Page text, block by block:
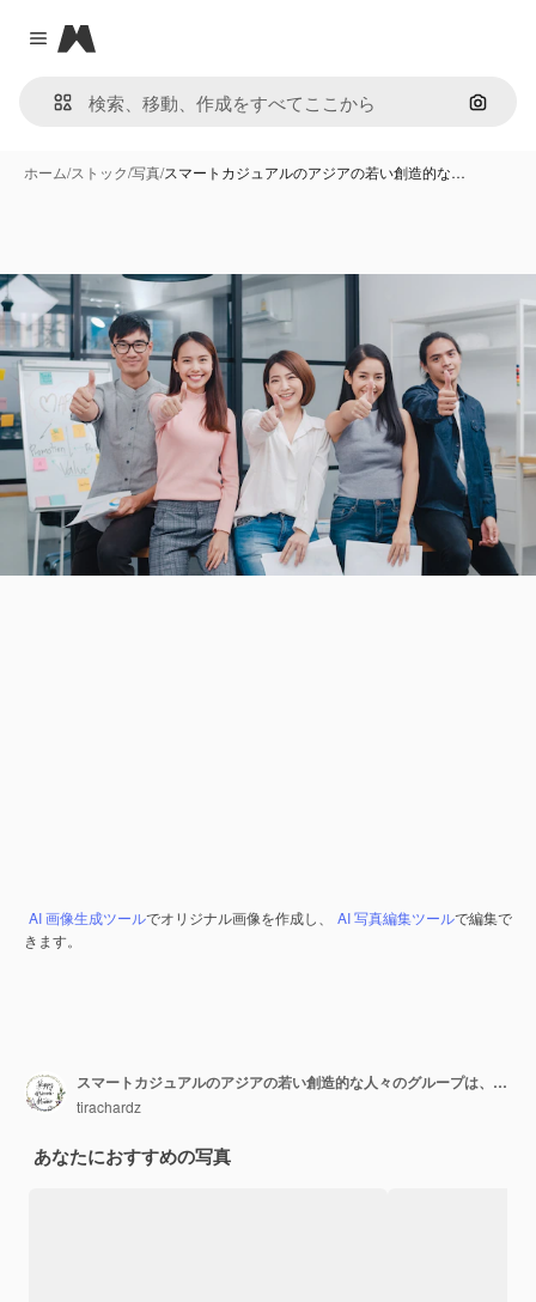
Close menu
Magnific
画像で
ホーム/ストック/写真/スマートカジュアルのアジアの若い創造的な…
AI 画像生成ツールでオリジナル画像を作成し、 AI 写真編集ツールで編集で
きます。
スマートカジュアルのアジアの若い創造的な人々のグループは、創造的なオフィスの職場で笑顔と親指を立てます。
tirachardz
あなたにおすすめの写真